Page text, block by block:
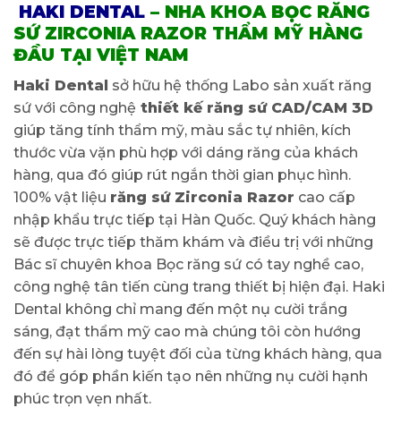
HAKI DENTAL – NHA KHOA BỌC RĂNG
SỨ ZIRCONIA RAZOR THẨM MỸ HÀNG
ĐẦU TẠI VIỆT NAM
Haki Dental sở hữu hệ thống Labo sản xuất răng
sứ với công nghệ thiết kế răng sứ CAD/CAM 3D
giúp tăng tính thẩm mỹ, màu sắc tự nhiên, kích
thước vừa vặn phù hợp với dáng răng của khách
hàng, qua đó giúp rút ngắn thời gian phục hình.
100% vật liệu răng sứ Zirconia Razor cao cấp
nhập khẩu trực tiếp tại Hàn Quốc. Quý khách hàng
sẽ được trực tiếp thăm khám và điều trị với những
Bác sĩ chuyên khoa Bọc răng sứ có tay nghề cao,
công nghệ tân tiến cùng trang thiết bị hiện đại. Haki
Dental không chỉ mang đến một nụ cười trắng
sáng, đạt thẩm mỹ cao mà chúng tôi còn hướng
đến sự hài lòng tuyệt đối của từng khách hàng, qua
đó để góp phần kiến tạo nên những nụ cười hạnh
phúc trọn vẹn nhất.